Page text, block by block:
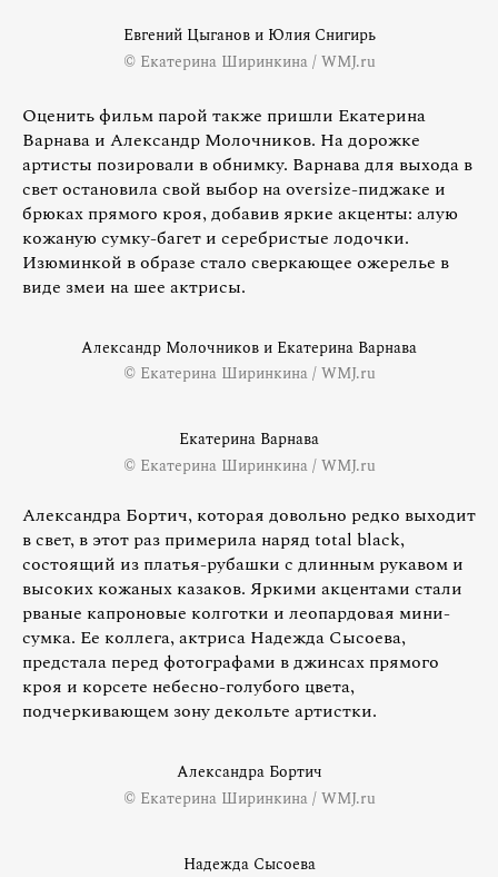
Евгений Цыганов и Юлия Снигирь
© Екатерина Ширинкина / WMJ.ru
Оценить фильм парой также пришли Екатерина
Варнава и Александр Молочников. На дорожке
артисты позировали в обнимку. Варнава для выхода в
свет остановила свой выбор на oversize-пиджаке и
брюках прямого кроя, добавив яркие акценты: алую
кожаную сумку-багет и серебристые лодочки.
Изюминкой в образе стало сверкающее ожерелье в
виде змеи на шее актрисы.
Александр Молочников и Екатерина Варнава
© Екатерина Ширинкина / WMJ.ru
Екатерина Варнава
© Екатерина Ширинкина / WMJ.ru
Александра Бортич, которая довольно редко выходит
в свет, в этот раз примерила наряд total black,
состоящий из платья-рубашки с длинным рукавом и
высоких кожаных казаков. Яркими акцентами стали
рваные капроновые колготки и леопардовая мини-
сумка. Ее коллега, актриса Надежда Сысоева,
предстала перед фотографами в джинсах прямого
кроя и корсете небесно-голубого цвета,
подчеркивающем зону декольте артистки.
Александра Бортич
© Екатерина Ширинкина / WMJ.ru
Надежда Сысоева